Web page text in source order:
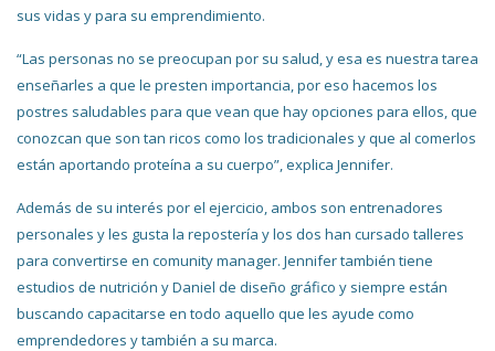
sus vidas y para su emprendimiento.
“Las personas no se preocupan por su salud, y esa es nuestra tarea
enseñarles a que le presten importancia, por eso hacemos los
postres saludables para que vean que hay opciones para ellos, que
conozcan que son tan ricos como los tradicionales y que al comerlos
están aportando proteína a su cuerpo”, explica Jennifer.
Además de su interés por el ejercicio, ambos son entrenadores
personales y les gusta la repostería y los dos han cursado talleres
para convertirse en comunity manager. Jennifer también tiene
estudios de nutrición y Daniel de diseño gráfico y siempre están
buscando capacitarse en todo aquello que les ayude como
emprendedores y también a su marca.